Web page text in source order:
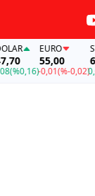
EURO
55,00
-0,01(%-0,02)0,04